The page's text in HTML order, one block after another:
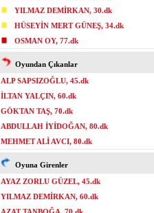
YILMAZ DEMİRKAN, 30.dk
HÜSEYİN MERT GÜNEŞ, 34.dk
OSMAN OY, 77.dk
Oyundan Çıkanlar
ALP SAPSIZOĞLU, 45.dk
İLTAN YALÇIN, 60.dk
GÖKTAN TAŞ, 70.dk
ABDULLAH İYİDOĞAN, 80.dk
MEHMET ALİ AVCI, 80.dk
Oyuna Girenler
AYAZ ZORLU GÜZEL, 45.dk
YILMAZ DEMİRKAN, 60.dk